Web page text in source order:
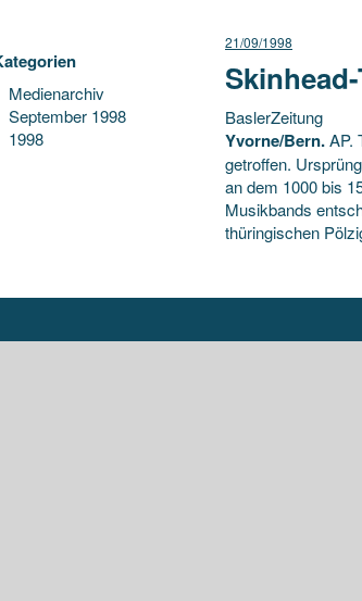
Medienarchiv
September 1998
1998
21/09/1998
BaslerZeitung
Yvorne/Bern.AP.
getroffen.
an dem 1000 bis
Musikbands
thüringischen